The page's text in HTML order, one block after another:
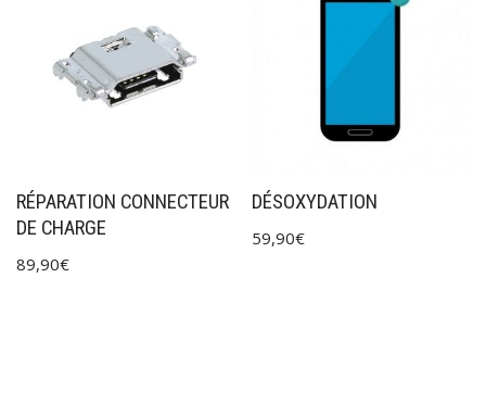
RÉPARATION CONNECTEUR
DE CHARGE
89,90€
DÉSOXYDATION
59,90€